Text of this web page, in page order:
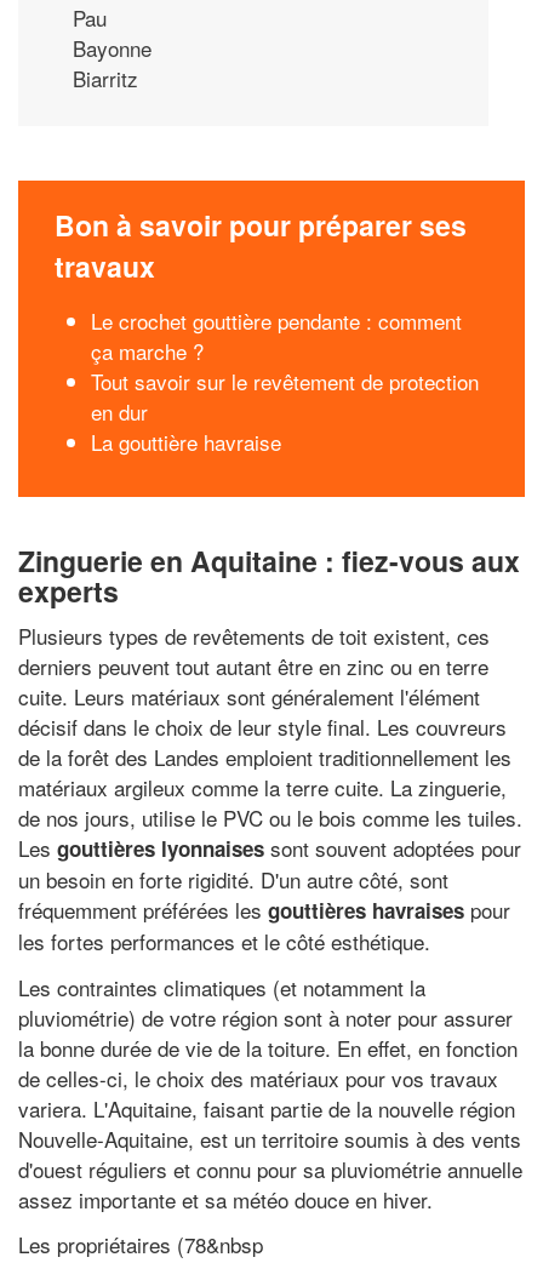
Pau
Bayonne
Biarritz
Bon à savoir pour préparer ses
travaux
Le crochet gouttière pendante : comment
ça marche ?
Tout savoir sur le revêtement de protection
en dur
La gouttière havraise
Zinguerie en Aquitaine : fiez-vous aux
experts
Plusieurs types de revêtements de toit existent, ces
derniers peuvent tout autant être en zinc ou en terre
cuite. Leurs matériaux sont généralement l'élément
décisif dans le choix de leur style final. Les couvreurs
de la forêt des Landes emploient traditionnellement les
matériaux argileux comme la terre cuite. La zinguerie,
de nos jours, utilise le PVC ou le bois comme les tuiles.
Les gouttières lyonnaises sont souvent adoptées pour
un besoin en forte rigidité. D'un autre côté, sont
fréquemment préférées les gouttières havraises pour
les fortes performances et le côté esthétique.
Les contraintes climatiques (et notamment la
pluviométrie) de votre région sont à noter pour assurer
la bonne durée de vie de la toiture. En effet, en fonction
de celles-ci, le choix des matériaux pour vos travaux
variera. L'Aquitaine, faisant partie de la nouvelle région
Nouvelle-Aquitaine, est un territoire soumis à des vents
d'ouest réguliers et connu pour sa pluviométrie annuelle
assez importante et sa météo douce en hiver.
Les propriétaires (78&nbsp